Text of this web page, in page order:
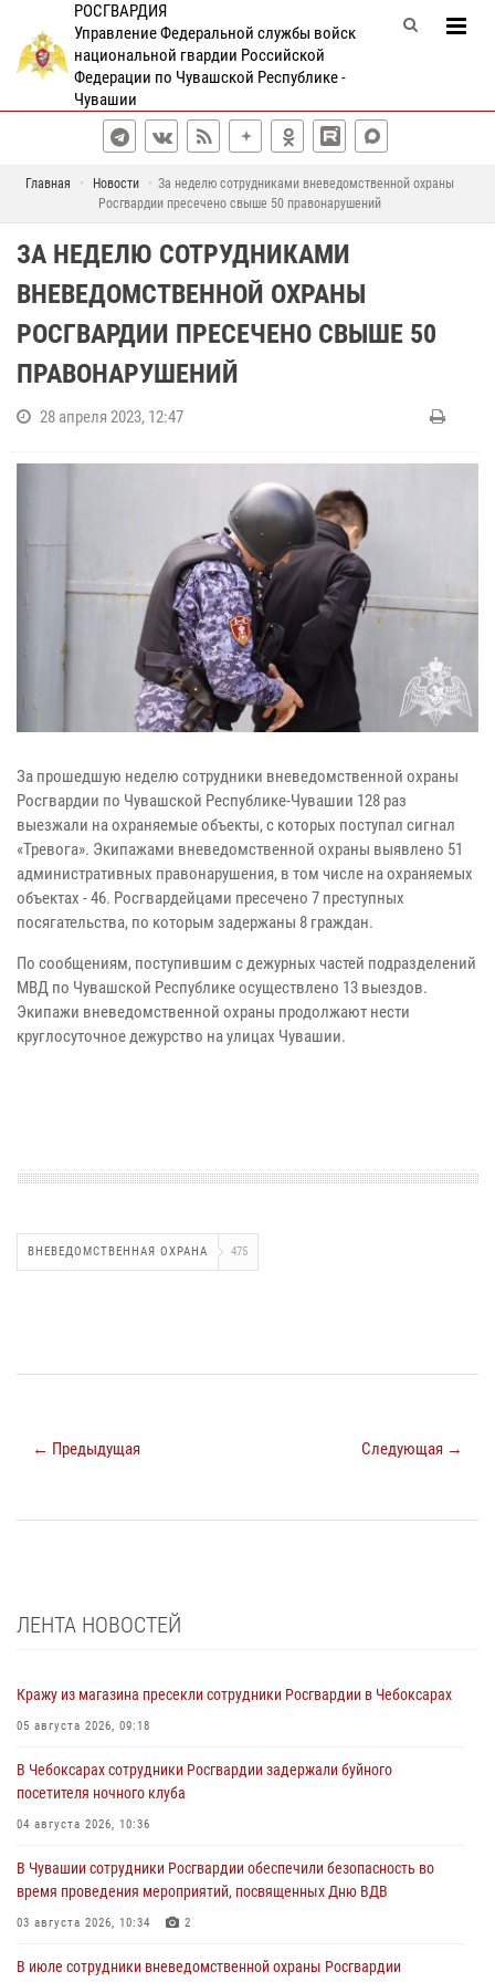
РОСГВАРДИЯ
Управление Федеральной службы войск
национальной гвардии Российской
Федерации по Чувашской Республике -
Чувашии
Главная Новости
За неделю сотрудниками вневедомственной охраны
Росгвардии пресечено свыше 50 правонарушений
ЗА НЕДЕЛЮ СОТРУДНИКАМИ
ВНЕВЕДОМСТВЕННОЙ ОХРАНЫ
РОСГВАРДИИ ПРЕСЕЧЕНО СВЫШЕ 50
ПРАВОНАРУШЕНИЙ
28 апреля 2023, 12:47
За прошедшую неделю сотрудники вневедомственной охраны
Росгвардии по Чувашской Республике-Чувашии 128 раз
выезжали на охраняемые объекты, с которых поступал сигнал
«Тревога». Экипажами вневедомственной охраны выявлено 51
административных правонарушения, в том числе на охраняемых
объектах - 46. Росгвардейцами пресечено 7 преступных
посягательства, по которым задержаны 8 граждан.
По сообщениям, поступившим с дежурных частей подразделений
МВД по Чувашской Республике осуществлено 13 выездов.
Экипажи вневедомственной охраны продолжают нести
круглосуточное дежурство на улицах Чувашии.
ВНЕВЕДОМСТВЕННАЯ ОХРАНА 475
← Предыдущая Следующая →
ЛЕНТА НОВОСТЕЙ
Кражу из магазина пресекли сотрудники Росгвардии в Чебоксарах
05 августа 2026, 09:18
В Чебоксарах сотрудники Росгвардии задержали буйного
посетителя ночного клуба
04 августа 2026, 10:36
В Чувашии сотрудники Росгвардии обеспечили безопасность во
время проведения мероприятий, посвященных Дню ВДВ
03 августа 2026, 10:34 2
В июле сотрудники вневедомственной охраны Росгвардии